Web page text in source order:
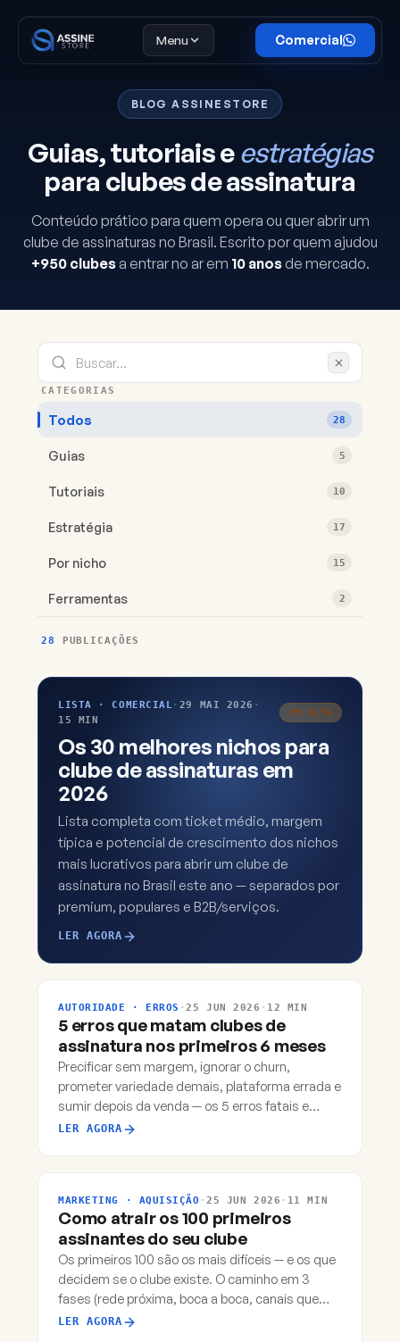
Menu Comercial
BLOG ASSINESTORE
Guias, tutoriais eestratégias
para clubes de assinatura
Conteúdo prático para quem opera ou quer abrir um
clube de assinaturas no Brasil. Escrito por quem ajudou
+950 clubesa entrar no ar em 10 anosde mercado.
CATEGORIAS
Todos 28
Guias 5
Tutoriais 10
Estratégia 17
Por nicho 15
Ferramentas 2
28 PUBLICAÇÕES
LISTA · COMERCIAL· 29 MAI 2026 ·
15 MIN
EM ALTA
Os 30 melhores nichos para
clube de assinaturas em
2026
Lista completa com ticket médio, margem
típica e potencial de crescimento dos nichos
mais lucrativos para abrir um clube de
assinatura no Brasil este ano — separados por
premium, populares e B2B/serviços.
LER AGORA
AUTORIDADE · ERROS ·25 JUN 2026 · 12 MIN
5 erros que matam clubes de
assinatura nos primeiros 6 meses
Precificar sem margem, ignorar o churn,
prometer variedade demais, plataforma errada e
sumir depois da venda — os 5 erros fatais e
como escapar de cada um.
LER AGORA
MARKETING · AQUISIÇÃO ·25 JUN 2026 · 11 MIN
Como atrair os 100 primeiros
assinantes do seu clube
Os primeiros 100 são os mais difíceis — e os que
decidem se o clube existe. O caminho em 3
fases (rede próxima, boca a boca, canais que
escalam) e os erros que travam.
LER AGORA